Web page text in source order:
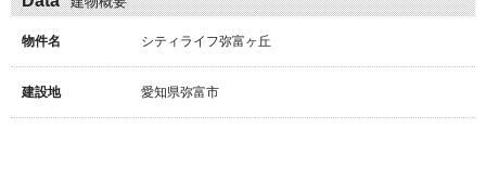
物件名 シティライフ弥富ヶ丘
建設地 愛知県弥富市